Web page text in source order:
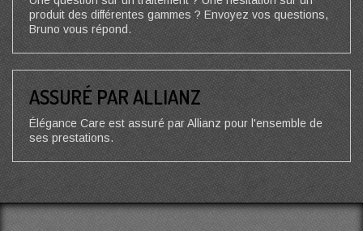
produit des différentes gammes ? Envoyez vos questions,
Bruno vous répond.
ASSURÉ PAR ALLIANZ
Élégance Care est assuré par Allianz pour l'ensemble de
ses prestations.